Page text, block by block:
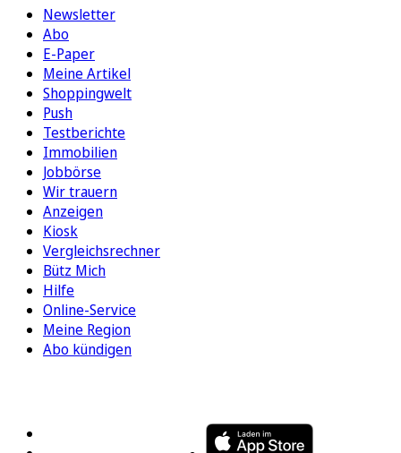
Newsletter
Abo
E-Paper
Meine Artikel
Shoppingwelt
Push
Testberichte
Immobilien
Jobbörse
Wir trauern
Anzeigen
Kiosk
Vergleichsrechner
Bütz Mich
Hilfe
Online-Service
Meine Region
Abo kündigen